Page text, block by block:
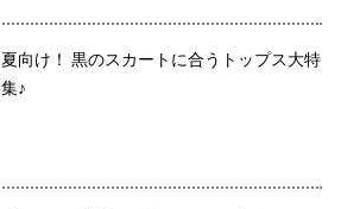
夏向け！ 黒のスカートに合うトップス大特
集♪